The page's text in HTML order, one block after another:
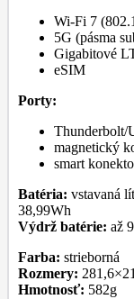
Wi-Fi 7
5G (pásma
Gigabitové
eSIM
Porty:
Thunderbolt/
magnetický
smart
Batéria: vstavaná
38,99Wh
Výdrž batérie: až
Farba: strieborná
Rozmery:
Hmotnosť: 582g